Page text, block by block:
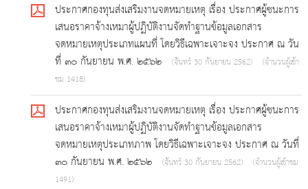
ประกาศกองทุนส่งเสริมงานจดหมายเหตุ เรื่อง ประกาศผู้ชนะการ
เสนอราคาจ้างเหมาผู้ปฏิบัติงานจัดทำฐานข้อมูลเอกสาร
จดหมายเหตุประเภทแผนที่ โดยวิธีเฉพาะเจาะจง ประกาศ ณ วัน
ที่ ๓๐ กันยายน พ.ศ. ๒๕๖๒
(จันทร์ 30 กันยายน 2562)
(จำนวนผู้เข้า
ชม 1418)
ประกาศกองทุนส่งเสริมงานจดหมายเหตุ เรื่อง ประกาศผู้ชนะการ
เสนอราคาจ้างเหมาผู้ปฏิบัติงานจัดทำฐานข้อมูลเอกสาร
จดหมายเหตุประเภทภาพ โดยวิธีเฉพาะเจาะจง ประกาศ ณ วันที่
๓๐ กันยายน พ.ศ. ๒๕๖๒
(จันทร์ 30 กันยายน 2562)
(จำนวนผู้เข้าชม
1491)